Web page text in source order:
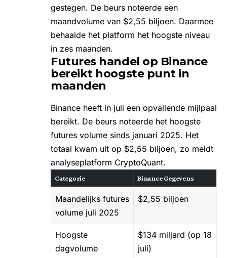
gestegen. De beurs noteerde een
maandvolume van $2,55 biljoen. Daarmee
behaalde het platform het hoogste niveau
in zes maanden.
Futures handel op Binance
bereikt hoogste punt in
maanden
Binance heeft in juli een opvallende mijlpaal
bereikt. De beurs noteerde het hoogste
futures volume sinds januari 2025. Het
totaal kwam uit op $2,55 biljoen, zo meldt
analyseplatform CryptoQuant.
Categorie BinanceGegevens
Maandelijks futures
volume juli 2025
$2,55 biljoen
Hoogste
dagvolume
$134 miljard (op 18
juli)